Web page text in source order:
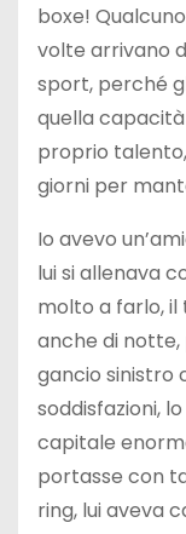
boxe!
volte arrivano
sport, perché
quella
proprio
giorni per
Io avevo
lui si allenava
molto a farlo, il
anche di notte,
gancio sinistro
soddisfazioni,
capitale
portasse con
ring, lui aveva